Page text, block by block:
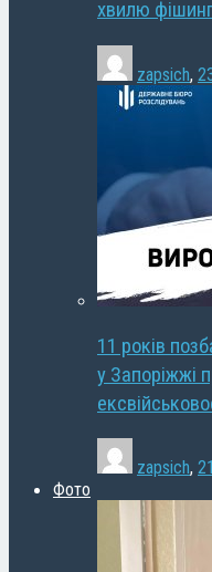
хвилю
zapsich,
11 років
у Запоріжжі
zapsich,
Фото